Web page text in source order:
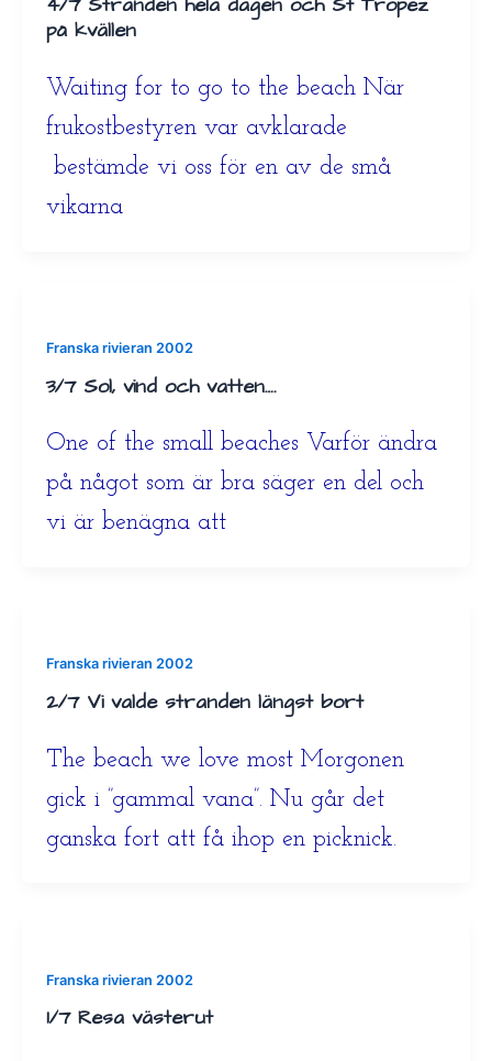
på kvällen
Waiting for to go to the beach När
frukostbestyren var avklarade
bestämde vi oss för en av de små
vikarna
Franska rivieran 2002
3/7 Sol, vind och vatten….
One of the small beaches Varför ändra
på något som är bra säger en del och
vi är benägna att
Franska rivieran 2002
2/7 Vi valde stranden längst bort
The beach we love most Morgonen
gick i ”gammal vana”. Nu går det
ganska fort att få ihop en picknick.
Franska rivieran 2002
1/7 Resa västerut